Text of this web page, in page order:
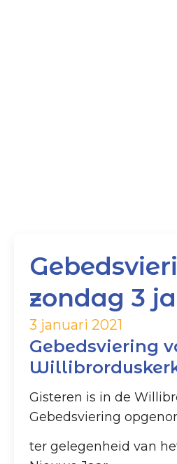
zondag 3
3 januari 2021
Gebedsviering
Gisteren is in de
Gebedsviering
ter gelegenheid van